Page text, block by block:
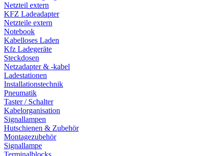
Netzteil extern
KFZ Ladeadapter
Netzteile extern
Notebook
Kabelloses Laden
Kfz Ladegeräte
Steckdosen
Netzadapter & -kabel
Ladestationen
Installationstechnik
Pneumatik
Taster / Schalter
Kabelorganisation
Signallampen
Hutschienen & Zubehör
Montagezubehör
Signallampe
Terminalblocks